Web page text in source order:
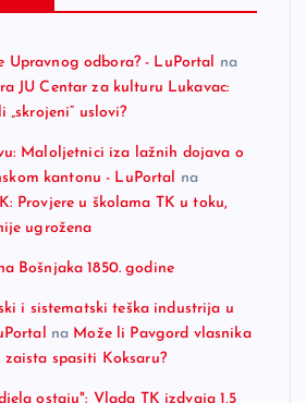
Upravnog odbora? - LuPortal
na
JU Centar za kulturu Lukavac:
uslovi?
Maloljetnici iza lažnih dojava o
kantonu - LuPortal
na
Provjere u školama TK u toku,
ugrožena
Bošnjaka 1850. godine
i sistematski teška industrija u
na Može li Pavgord vlasnika
spasiti Koksaru?
ostaju": Vlada TK izdvaja 1,5